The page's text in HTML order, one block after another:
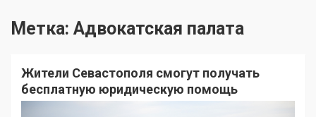
Метка: Адвокатская палата
Жители Севастополя смогут получать
бесплатную юридическую помощь